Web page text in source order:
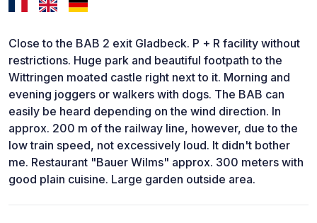
Close to the BAB 2 exit Gladbeck. P + R facility without
restrictions. Huge park and beautiful footpath to the
Wittringen moated castle right next to it. Morning and
evening joggers or walkers with dogs. The BAB can
easily be heard depending on the wind direction. In
approx. 200 m of the railway line, however, due to the
low train speed, not excessively loud. It didn't bother
me. Restaurant "Bauer Wilms" approx. 300 meters with
good plain cuisine. Large garden outside area.